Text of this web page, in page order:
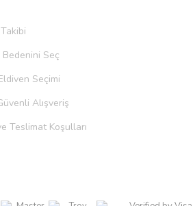
Bedenini Seç
Seçimi
Alışveriş
Teslimat Koşulları